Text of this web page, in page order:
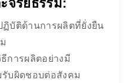
จริยธรรม:
บัติด้านการผลิตที่ยั่งยืน
การผลิตอย่างมี
รับผิดชอบต่อสังคม